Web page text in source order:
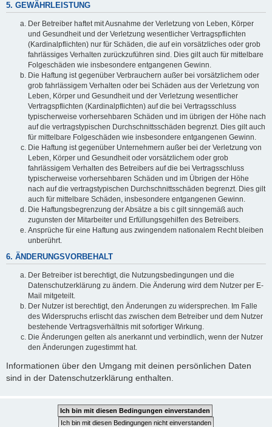
5. GEWÄHRLEISTUNG
Der Betreiber haftet mit Ausnahme der Verletzung von Leben, Körper
und Gesundheit und der Verletzung wesentlicher Vertragspflichten
(Kardinalpflichten) nur für Schäden, die auf ein vorsätzliches oder grob
fahrlässiges Verhalten zurückzuführen sind. Dies gilt auch für mittelbare
Folgeschäden wie insbesondere entgangenen Gewinn.
Die Haftung ist gegenüber Verbrauchern außer bei vorsätzlichem oder
grob fahrlässigem Verhalten oder bei Schäden aus der Verletzung von
Leben, Körper und Gesundheit und der Verletzung wesentlicher
Vertragspflichten (Kardinalpflichten) auf die bei Vertragsschluss
typischerweise vorhersehbaren Schäden und im übrigen der Höhe nach
auf die vertragstypischen Durchschnittsschäden begrenzt. Dies gilt auch
für mittelbare Folgeschäden wie insbesondere entgangenen Gewinn.
Die Haftung ist gegenüber Unternehmern außer bei der Verletzung von
Leben, Körper und Gesundheit oder vorsätzlichem oder grob
fahrlässigem Verhalten des Betreibers auf die bei Vertragsschluss
typischerweise vorhersehbaren Schäden und im Übrigen der Höhe
nach auf die vertragstypischen Durchschnittsschäden begrenzt. Dies gilt
auch für mittelbare Schäden, insbesondere entgangenen Gewinn.
Die Haftungsbegrenzung der Absätze a bis c gilt sinngemäß auch
zugunsten der Mitarbeiter und Erfüllungsgehilfen des Betreibers.
Ansprüche für eine Haftung aus zwingendem nationalem Recht bleiben
unberührt.
6. ÄNDERUNGSVORBEHALT
Der Betreiber ist berechtigt, die Nutzungsbedingungen und die
Datenschutzerklärung zu ändern. Die Änderung wird dem Nutzer per E-
Mail mitgeteilt.
Der Nutzer ist berechtigt, den Änderungen zu widersprechen. Im Falle
des Widerspruchs erlischt das zwischen dem Betreiber und dem Nutzer
bestehende Vertragsverhältnis mit sofortiger Wirkung.
Die Änderungen gelten als anerkannt und verbindlich, wenn der Nutzer
den Änderungen zugestimmt hat.
Informationen über den Umgang mit deinen persönlichen Daten
sind in der Datenschutzerklärung enthalten.